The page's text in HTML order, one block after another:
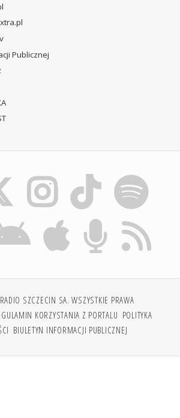
Publicznej
SZCZECIN SA. WSZYSTKIE PRAWA
KORZYSTANIA Z PORTALU POLITYKA
BIULETYN INFORMACJI PUBLICZNEJ